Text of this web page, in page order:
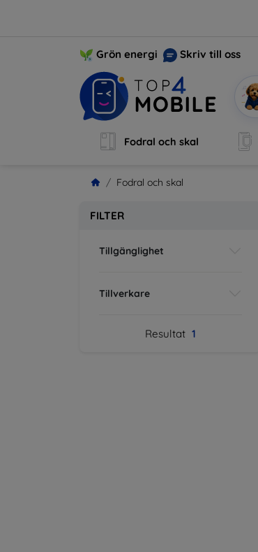
Grön energi Skriv till oss
Fodral och skal
Fodral och skal
FILTER
Tillgänglighet
Tillverkare
Resultat 1